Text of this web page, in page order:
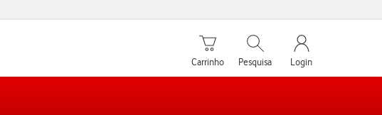
Carrinho de compras
Carrinho
Pesquisar
Pesquisa
My Vodafone
Login